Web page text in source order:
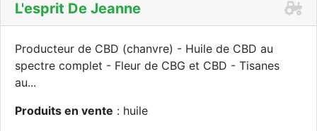
L'esprit De Jeanne
Producteur de CBD (chanvre) - Huile de CBD au
spectre complet - Fleur de CBG et CBD - Tisanes
au...
Produits en vente : huile